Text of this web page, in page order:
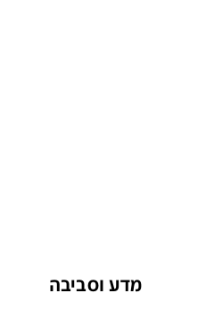
מדע וסביבה